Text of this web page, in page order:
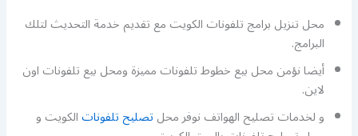
محل تنزيل برامج تلفونات الكويت مع تقديم خدمة التحديث لتلك
البرامج.
أيضا نؤمن محل بيع خطوط تلفونات مميزة ومحل بيع تلفونات اون
لاين.
و لخدمات تصليح الهواتف نوفر محلتصليح تلفوناتالكويت و